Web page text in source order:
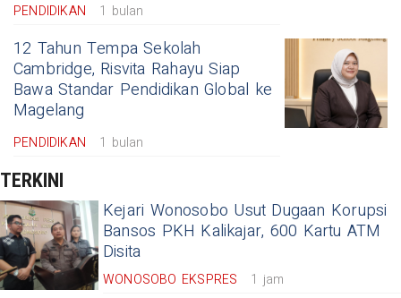
PENDIDIKAN 1 bulan
12 Tahun Tempa Sekolah
Cambridge, Risvita Rahayu Siap
Bawa Standar Pendidikan Global ke
Magelang
PENDIDIKAN 1 bulan
TERKINI
Kejari Wonosobo Usut Dugaan Korupsi
Bansos PKH Kalikajar, 600 Kartu ATM
Disita
WONOSOBO EKSPRES 1 jam